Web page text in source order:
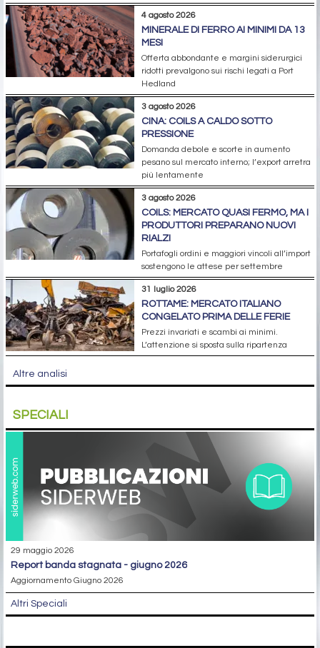
4 agosto 2026
MINERALE DI FERRO AI MINIMI DA 13
MESI
Offerta abbondante e margini siderurgici
ridotti prevalgono sui rischi legati a Port
Hedland
3 agosto 2026
CINA: COILS A CALDO SOTTO
PRESSIONE
Domanda debole e scorte in aumento
pesano sul mercato interno; l’export arretra
più lentamente
3 agosto 2026
COILS: MERCATO QUASI FERMO, MA I
PRODUTTORI PREPARANO NUOVI
RIALZI
Portafogli ordini e maggiori vincoli all’import
sostengono le attese per settembre
31 luglio 2026
ROTTAME: MERCATO ITALIANO
CONGELATO PRIMA DELLE FERIE
Prezzi invariati e scambi ai minimi.
L’attenzione si sposta sulla ripartenza
Altre analisi
SPECIALI
29 maggio 2026
report banda stagnata - giugno 2026
Aggiornamento Giugno 2026
Altri Speciali